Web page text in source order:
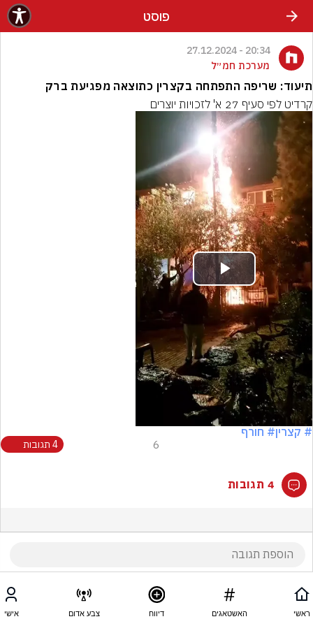
פוסט
20:34 - 27.12.2024
מערכת חמ״ל
תיעוד: שריפה התפתחה בקצרין כתוצאה מפגיעת ברק
קרדיט לפי סעיף 27 א' לזכויות יוצרים
Play
Video
# קצרין# חורף
6 4 תגובות
4 תגובות
ראשי האשטאגים דיווח צבע אדום אישי